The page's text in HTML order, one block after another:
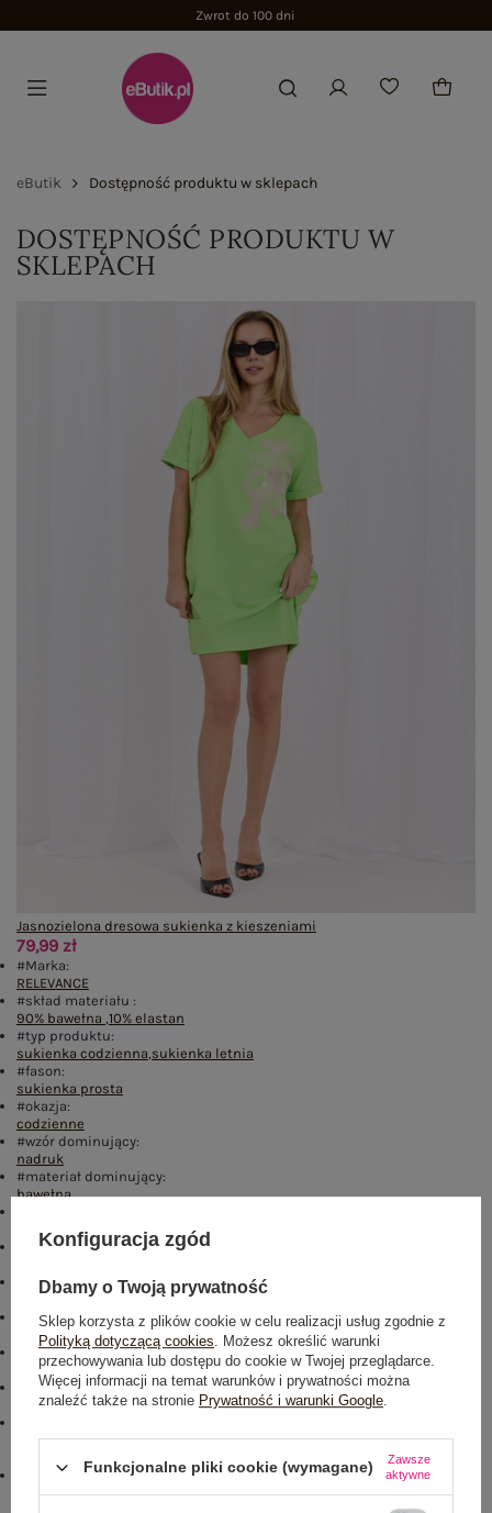
Zwrot do 100 dni
eButik Dostępność produktu w sklepach
DOSTĘPNOŚĆ PRODUKTU W
SKLEPACH
Jasnozielona dresowa sukienka z kieszeniami
79,99 zł
#Marka:
RELEVANCE
#skład materiału :
90% bawełna ,10% elastan
#typ produktu:
sukienka codzienna,sukienka letnia
#fason:
sukienka prosta
#okazja:
codzienne
#wzór dominujący:
nadruk
#materiał dominujący:
bawełna
przed kolano
#rękaw:
#dekolt:
serek / dekolt V
#zapięcie:
brak
#cechy dodatkowe:
kieszenie
#sposób prania :
pranie w pralce w 30°C
Modelka ma na sobie rozmiar one size. Wymiary modelki: wzrost 164
cm, biust 88 cm, talia 62 cm, biodra 90 cm
emblemat_FP:
txt_COTTON COMFORT#546070#FFFFFF,dół,lewo,col
Konfiguracja zgód
Dbamy o Twoją prywatność
Sklep korzysta z plików cookie w celu realizacji usług zgodnie z
Polityką dotyczącą cookies. Możesz określić warunki
przechowywania lub dostępu do cookie w Twojej przeglądarce.
Więcej informacji na temat warunków i prywatności można
znaleźć także na stronie Prywatność i warunki Google.
Funkcjonalne pliki cookie (wymagane)
Zawsze
aktywne